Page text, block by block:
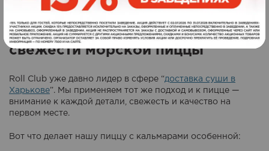
ужин в стиле Roll Club.
Преимущества Roll Club: Секрет
свежести морской пиццы
Roll Club уже давно лидер в сфере “доставка суши в
Харькове”. Мы применяем тот же подход и к пицце —
внимание к каждой детали, свежесть и качество на
первом месте.
Вот что делает нашу пиццу с кальмарами особенной: